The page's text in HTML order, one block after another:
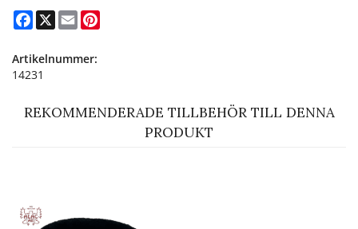
Facebook
X Email
Artikelnummer:
14231
REKOMMENDERADE TILLBEHÖR TILL DENNA
PRODUKT